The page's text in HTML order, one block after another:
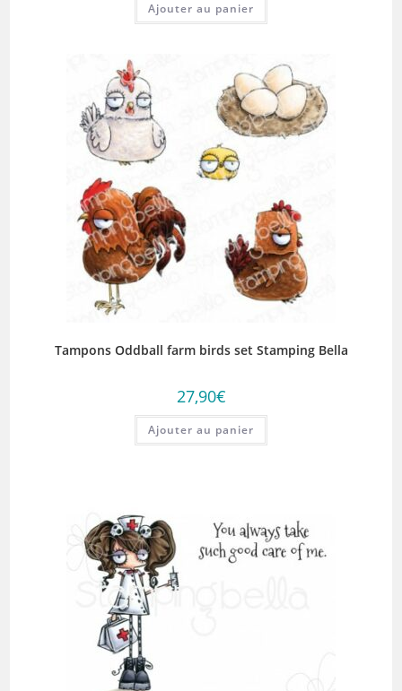
Ajouter au panier
Tampons Oddball farm birds set Stamping Bella
27,90€
Ajouter au panier